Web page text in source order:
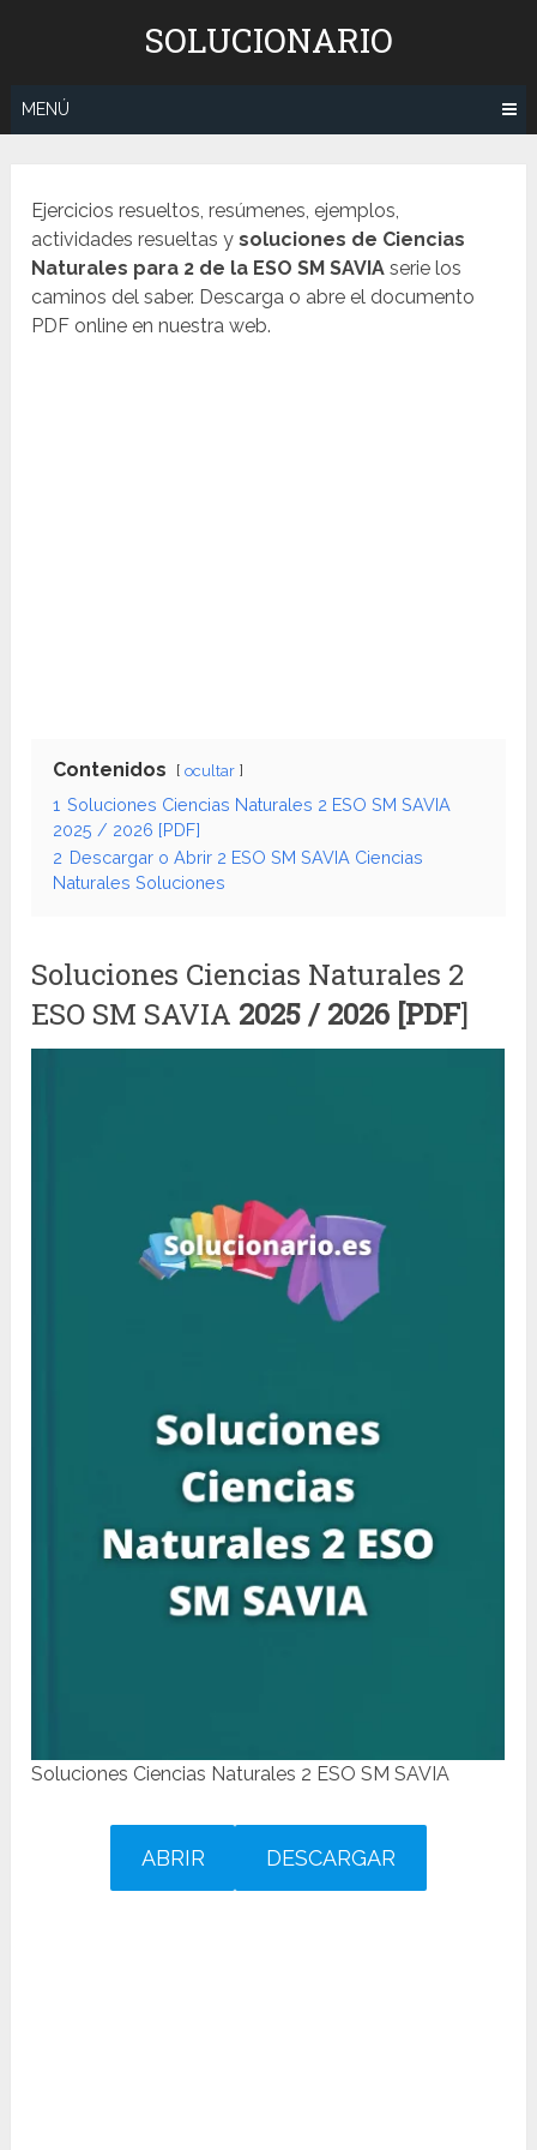
SOLUCIONARIO
MENÚ
Ejercicios resueltos, resúmenes, ejemplos,
actividades resueltas ysoluciones de Ciencias
Naturales para 2 de la ESO SM SAVIA serie los
caminos del saber. Descarga o abre el documento
PDF online en nuestra web.
Contenidos ocultar
1 Soluciones Ciencias Naturales 2 ESO SM SAVIA
2025 / 2026 [PDF]
2 Descargar o Abrir 2 ESO SM SAVIA Ciencias
Naturales Soluciones
Soluciones Ciencias Naturales 2
ESO SM SAVIA 2025 / 2026 [PDF]
Soluciones Ciencias Naturales 2 ESO SM SAVIA
ABRIR DESCARGAR